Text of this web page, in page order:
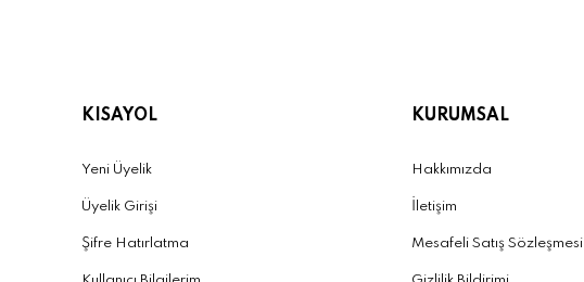
KISAYOL
Yeni Üyelik
Üyelik Girişi
Şifre Hatırlatma
KURUMSAL
Hakkımızda
İletişim
Mesafeli Satış Sözleşmesi